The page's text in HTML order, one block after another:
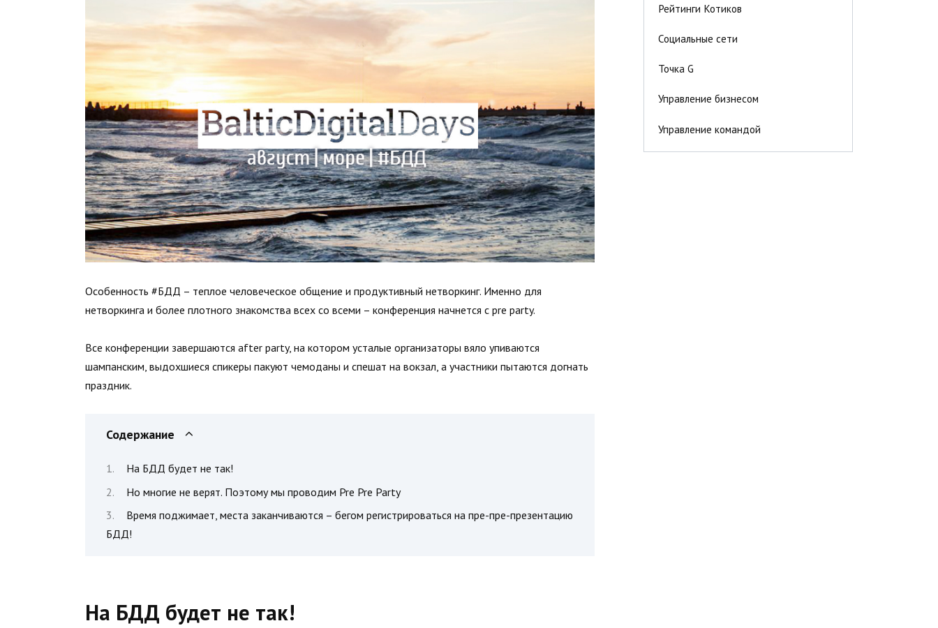
Особенность #БДД – теплое человеческое общение и продуктивный нетворкинг. Именно для
нетворкинга и более плотного знакомства всех со всеми – конференция начнется с pre party.
Все конференции завершаются after party, на котором усталые организаторы вяло упиваются
шампанским, выдохшиеся спикеры пакуют чемоданы и спешат на вокзал, а участники пытаются догнать
праздник.
Содержание
На БДД будет не так!
Но многие не верят. Поэтому мы проводим Pre Pre Party
Время поджимает, места заканчиваются – бегом регистрироваться на пре-пре-презентацию
БДД!
На БДД будет не так!
Рейтинги Котиков
Социальные сети
Точка G
Управление бизнесом
Управление командой